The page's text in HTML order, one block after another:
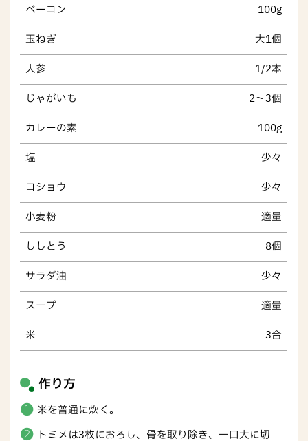
ベーコン 100g
玉ねぎ 大1個
人参 1/2本
じゃがいも 2～3個
カレーの素 100g
塩 少々
コショウ 少々
小麦粉 適量
ししとう 8個
サラダ油 少々
スープ 適量
米 3合
作り方
米を普通に炊く。
トミメは3枚におろし、骨を取り除き、一口大に切